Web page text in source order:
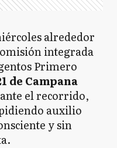
alrededor
integrada
Primero
de Campana
el recorrido,
auxilio
y sin